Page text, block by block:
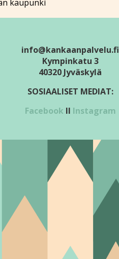
kaupunki
info@kankaanpalvelu.fi
Kympinkatu 3
40320 Jyväskylä
SOSIAALISET MEDIAT:
Facebook II Instagram